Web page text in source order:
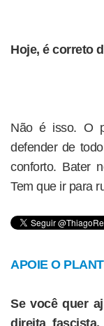
Hoje, é correto
Não é isso. O
defender de
conforto. Bater
Tem que ir para
APOIE O
Se você quer
direita